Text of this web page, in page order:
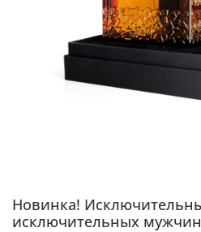
Новинка!
исключительных